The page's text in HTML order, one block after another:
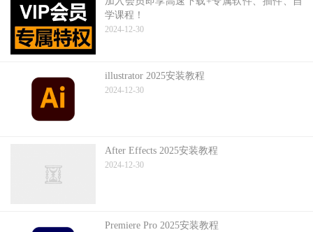
学课程！
2024-12-30
illustrator 2025安装教程
2024-12-30
After Effects 2025安装教程
2024-12-30
Premiere Pro 2025安装教程